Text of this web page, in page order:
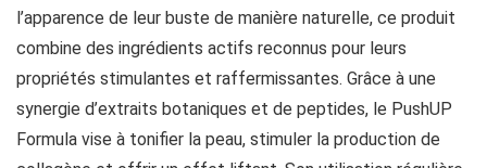
l’apparence de leur buste de manière naturelle, ce produit
combine des ingrédients actifs reconnus pour leurs
propriétés stimulantes et raffermissantes. Grâce à une
synergie d’extraits botaniques et de peptides, le PushUP
Formula vise à tonifier la peau, stimuler la production de